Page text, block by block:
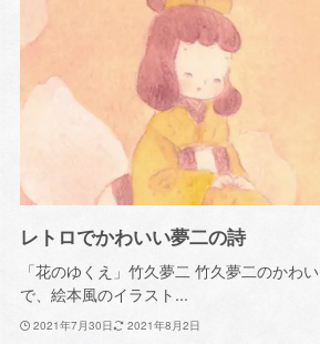
レトロでかわいい夢二の詩
「花のゆくえ」竹久夢二 竹久夢二のかわ
で、絵本風のイラスト...
2021年7月30日 2021年8月2日